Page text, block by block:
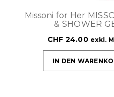
Missoni for Her
& SHOWER
CHF 24.00 exkl.
IN DEN